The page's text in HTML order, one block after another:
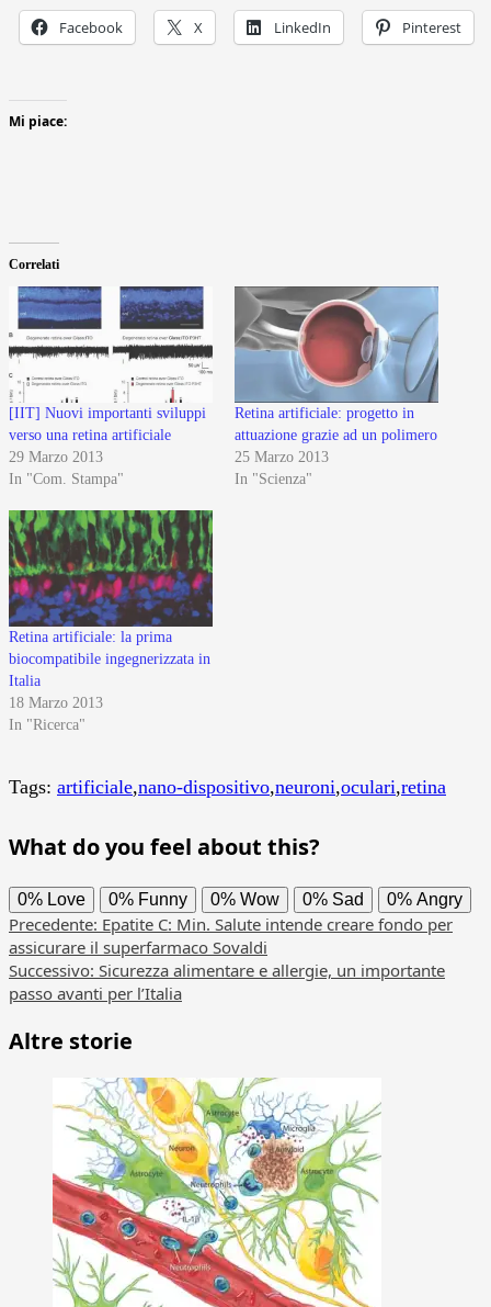
Facebook X LinkedIn Pinterest
Mi piace:
Correlati
[IIT] Nuovi importanti sviluppi
verso una retina artificiale
29 Marzo 2013
In "Com. Stampa"
Retina artificiale: progetto in
attuazione grazie ad un polimero
25 Marzo 2013
In "Scienza"
Retina artificiale: la prima
biocompatibile ingegnerizzata in
Italia
18 Marzo 2013
In "Ricerca"
Tags: artificiale,nano-dispositivo,neuroni,oculari,retina
What do you feel about this?
0% Love 0% Funny 0% Wow 0% Sad 0% Angry
Navigazione
articolo
Precedente: Epatite C: Min. Salute intende creare fondo per
assicurare il superfarmaco Sovaldi
Successivo: Sicurezza alimentare e allergie, un importante
passo avanti per l’Italia
Altre storie